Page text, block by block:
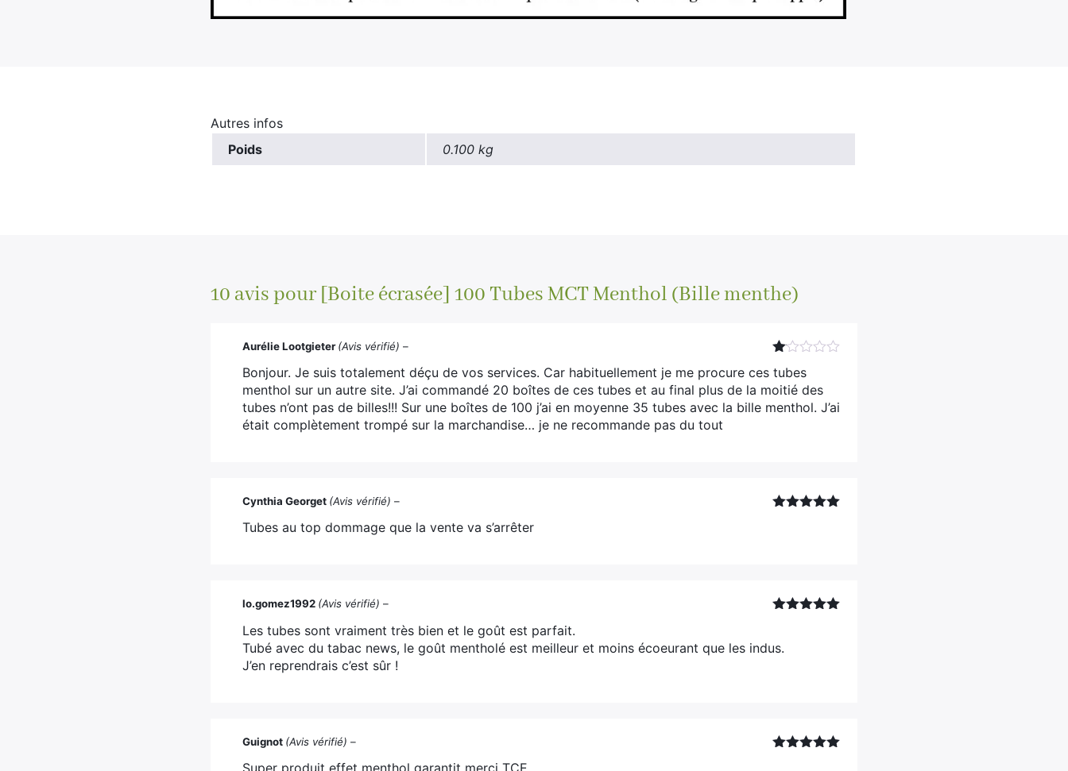
Autres infos
Poids
0.100 kg
10 avis pour[Boite écrasée] 100 Tubes MCT Menthol (Bille menthe)
1
sur
5
Aurélie Lootgieter(Avis vérifié) –
Bonjour. Je suis totalement déçu de vos services. Car habituellement je me procure ces tubes
menthol sur un autre site. J’ai commandé 20 boîtes de ces tubes et au final plus de la moitié des
tubes n’ont pas de billes!!! Sur une boîtes de 100 j’ai en moyenne 35 tubes avec la bille menthol. J’ai
était complètement trompé sur la marchandise… je ne recommande pas du tout
Cynthia Georget (Avis vérifié) –
Tubes au top dommage que la vente va s’arrêter
lo.gomez1992 (Avis vérifié) –
Les tubes sont vraiment très bien et le goût est parfait.
Tubé avec du tabac news, le goût mentholé est meilleur et moins écoeurant que les indus.
J’en reprendrais c’est sûr !
Guignot (Avis vérifié) –
Super produit effet menthol garantit merci TCE